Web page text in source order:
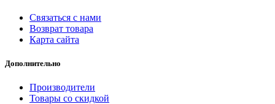
Связаться с нами
Возврат товара
Карта сайта
Дополнительно
Производители
Товары со скидкой